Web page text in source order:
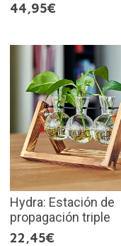
44,95€
Hydra: Estación de
propagación triple
22,45€